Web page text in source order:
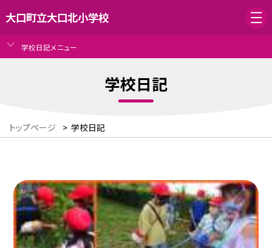
大口町立大口北小学校
学校日記メニュー
学校日記
トップページ > 学校日記